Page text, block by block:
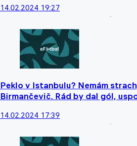
14.02.2024 19:27
Peklo v Istanbulu? Nemám
Birmančevič. Rád by dal gól,
14.02.2024 17:39